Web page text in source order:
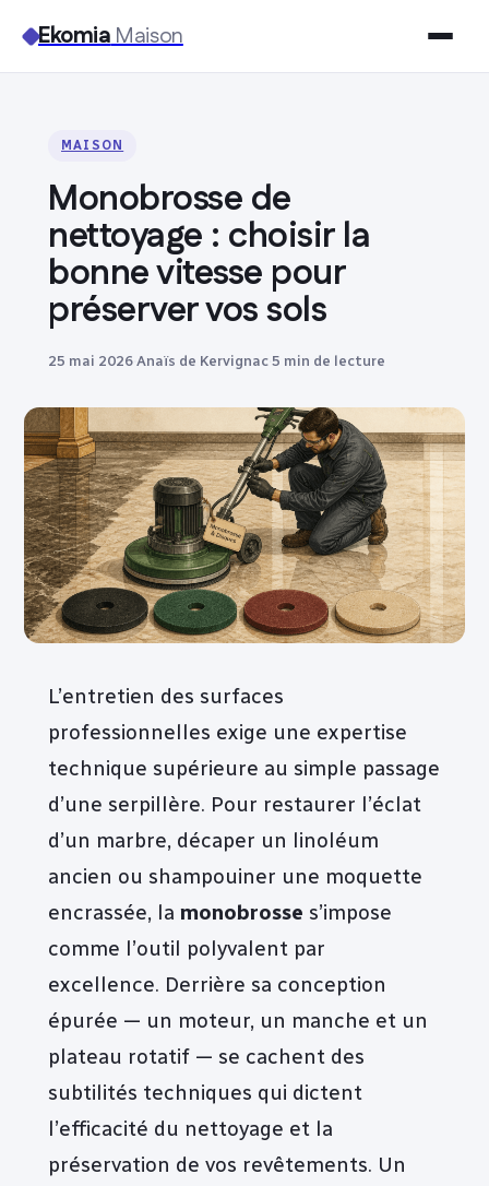
EkomiaMaison
Jardinage
Immobilier
Déco
MAISON
Monobrosse de
nettoyage : choisir la
bonne vitesse pour
préserver vos sols
25 mai 2026Anaïs de Kervignac5 min de lecture
L’entretien des surfaces
professionnelles exige une expertise
technique supérieure au simple passage
d’une serpillère. Pour restaurer l’éclat
d’un marbre, décaper un linoléum
ancien ou shampouiner une moquette
encrassée, la monobrosse s’impose
comme l’outil polyvalent par
excellence. Derrière sa conception
épurée — un moteur, un manche et un
plateau rotatif — se cachent des
subtilités techniques qui dictent
l’efficacité du nettoyage et la
préservation de vos revêtements. Un